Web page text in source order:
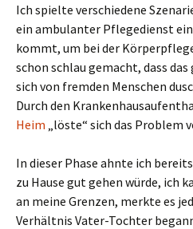
Ich spielte verschiedene
ein ambulanter Pflegedienst
kommt, um bei der
schon schlau gemacht, dass
sich von fremden Menschen
Durch den
Heim „löste“ sich das Problem
In dieser Phase ahnte ich
zu Hause gut gehen würde, ich
an meine Grenzen, merkte es
Verhältnis Vater-Tochter